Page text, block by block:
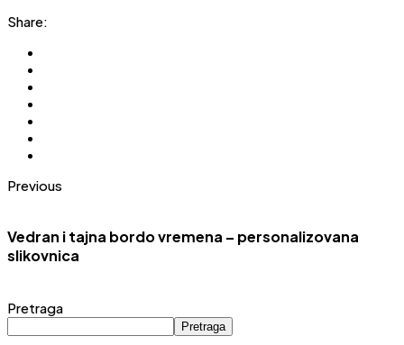
Share:
Previous
Vedran i tajna bordo vremena – personalizovana
slikovnica
Pretraga
Pretraga